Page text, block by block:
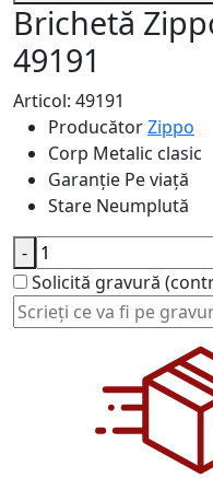
Brichetă
49191
Articol: 49191
ProducătorZippo
Corp Metalic clasic
Garanție Pe viață
Stare Neumplută
Solicită gravură
-